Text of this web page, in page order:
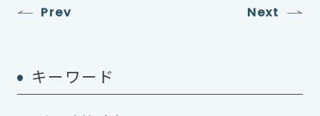
Prev Next
キーワード